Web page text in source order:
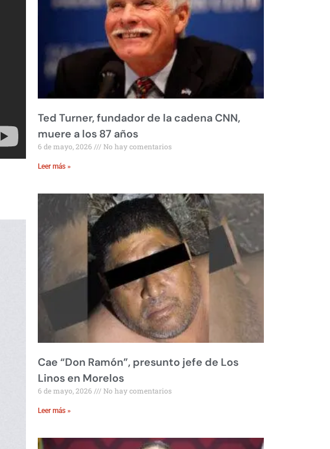
Ted Turner, fundador de la cadena CNN,
muere a los 87 años
6 de mayo, 2026 No hay comentarios
Leer más »
Cae “Don Ramón”, presunto jefe de Los
Linos en Morelos
6 de mayo, 2026 No hay comentarios
Leer más »